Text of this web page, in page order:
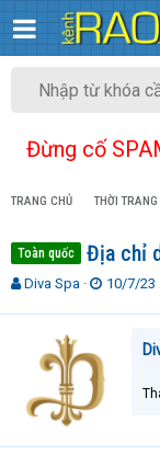
Đừng cố
TRANG CHỦ THỜI
Toàn quốc Địa chỉ
T
s
Diva Spa
N
ử
10/7/23